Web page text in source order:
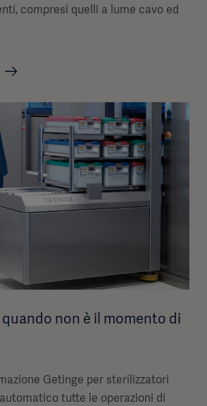
compresi quelli a lume cavo ed
non è il momento di
Getinge per sterilizzatori
tutte le operazioni di